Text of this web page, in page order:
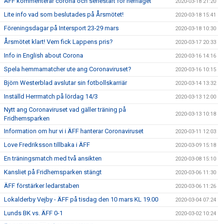
Lite info vad som beslutades på Årsmötet! 2020-03-18 15:41
Föreningsdagar på Intersport 23-29 mars 2020-03-18 10:30
Årsmötet klart! Vem fick Lappens pris? 2020-03-17 20:33
Info in English about Corona 2020-03-16 14:16
Spela hemmamatcher ute ang Coronaviruset? 2020-03-16 10:15
Björn Westerblad avslutar sin fotbollskarriär 2020-03-14 13:32
Inställd Herrmatch på lördag 14/3 2020-03-13 12:00
Nytt ang Coronaviruset vad gäller träning på
Fridhemsparken
2020-03-13 10:18
Information om hur vi i ÄFF hanterar Coronaviruset 2020-03-11 12:03
Love Fredriksson tillbaka i ÄFF 2020-03-09 15:18
En träningsmatch med två ansikten 2020-03-08 15:10
Kansliet på Fridhemsparken stängt 2020-03-06 11:30
ÄFF förstärker ledarstaben 2020-03-06 11:26
Lokalderby Vejby - ÄFF på tisdag den 10 mars KL 19.00 2020-03-04 07:24
Lunds BK vs. ÄFF 0-1 2020-03-02 10:24